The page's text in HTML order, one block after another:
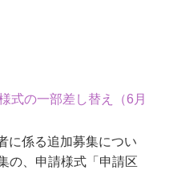
式の一部差し替え（6月
に係る追加募集につい
の、申請様式「申請区